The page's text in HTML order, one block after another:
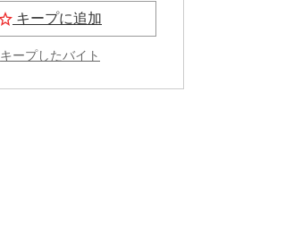
キープに追加
キープしたバイト